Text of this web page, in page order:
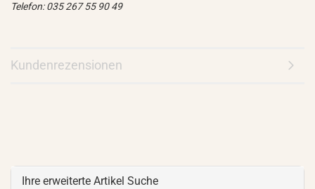
Telefon: 035 267 55 90 49
Kundenrezensionen
Ihre erweiterte Artikel Suche